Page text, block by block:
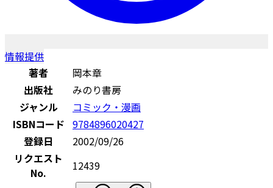
情報提供
著者
岡本章
出版社
みのり書房
ジャンル
コミック・漫画
ISBNコード 9784896020427
登録日
2002/09/26
リクエスト
No.
12439